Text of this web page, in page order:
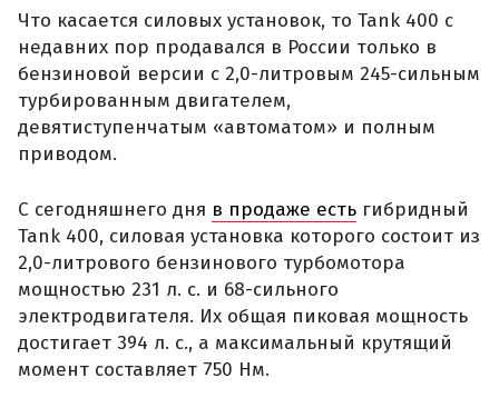
Что касается силовых установок, то Tank 400 с
недавних пор продавался в России только в
бензиновой версии с 2,0-литровым 245-сильным
турбированным двигателем,
девятиступенчатым «автоматом» и полным
приводом.
С сегодняшнего дня в продаже есть гибридный
Tank 400, силовая установка которого состоит из
2,0-литрового бензинового турбомотора
мощностью 231 л. с. и 68-сильного
электродвигателя. Их общая пиковая мощность
достигает 394 л. с., а максимальный крутящий
момент составляет 750 Нм.